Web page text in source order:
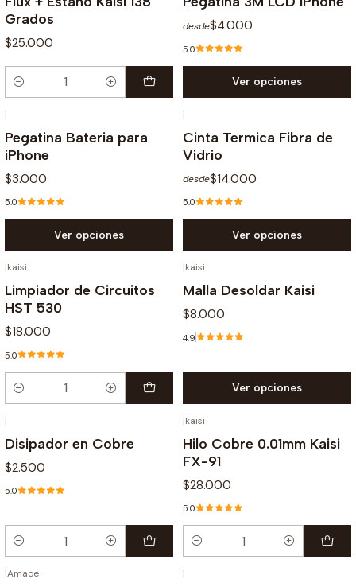
Grados
$25.000
Cantidad
desde$4.000
5.0
Ver opciones
|
Pegatina Bateria para
iPhone
$3.000
5.0
Ver opciones
|
Cinta Termica Fibra de
Vidrio
desde$14.000
5.0
Ver opciones
|kaisi
Limpiador de Circuitos
HST 530
$18.000
5.0
Cantidad
|kaisi
Malla Desoldar Kaisi
$8.000
4.9
Ver opciones
|
Disipador en Cobre
$2.500
5.0
Cantidad
|kaisi
Hilo Cobre 0.01mm Kaisi
FX-91
$28.000
5.0
Cantidad
|Amaoe |